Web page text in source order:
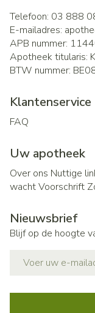
Telefoon: 03 888
E-mailadres:
APB nummer:
Apotheek titularis:
BTW nummer:
Klantenservice
FAQ
Uw apotheek
Over ons Nuttige
wachtVoorschrift
Nieuwsbrief
Blijf op de hoogte